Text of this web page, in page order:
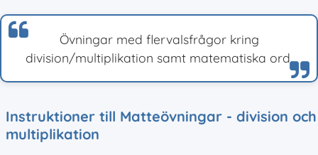
Övningar med flervalsfrågor kring
division/multiplikation samt matematiska ord.
Instruktioner till Matteövningar - division och
multiplikation